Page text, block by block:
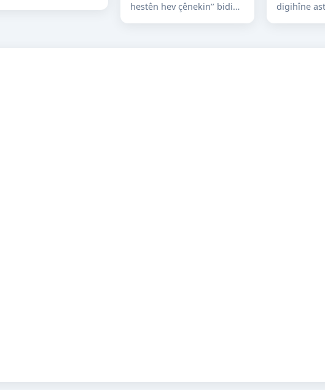
mirov derdikeve.''
hestên hev çênekin’’ bidim.
Her wiha ez ê ji alîyê
digihîne
zanistê tê